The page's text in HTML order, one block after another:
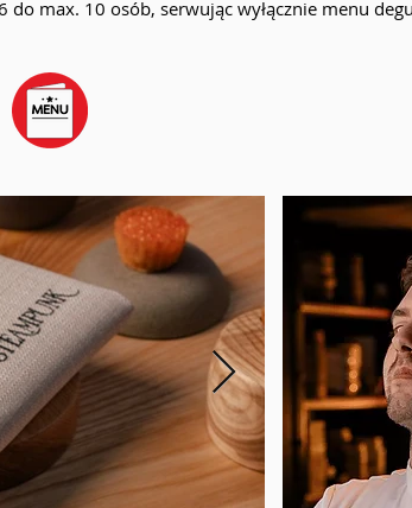
max. 10 osób, serwując wyłącznie menu